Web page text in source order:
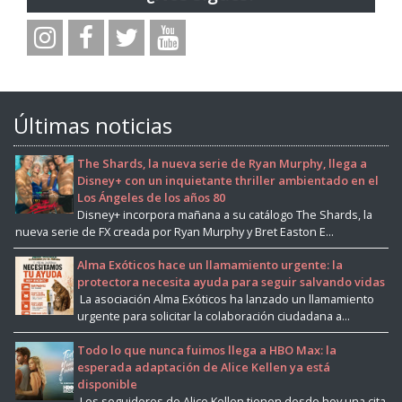
Últimas noticias
The Shards, la nueva serie de Ryan Murphy, llega a
Disney+ con un inquietante thriller ambientado en el
Los Ángeles de los años 80
Disney+ incorpora mañana a su catálogo The Shards, la
nueva serie de FX creada por Ryan Murphy y Bret Easton E...
Alma Exóticos hace un llamamiento urgente: la
protectora necesita ayuda para seguir salvando vidas
La asociación Alma Exóticos ha lanzado un llamamiento
urgente para solicitar la colaboración ciudadana a...
Todo lo que nunca fuimos llega a HBO Max: la
esperada adaptación de Alice Kellen ya está
disponible